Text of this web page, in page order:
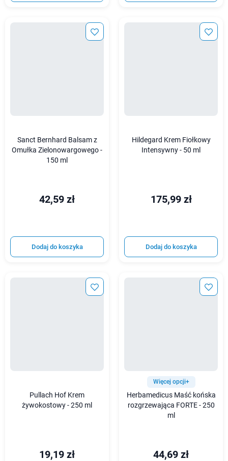
Sanct Bernhard Balsam z
Omułka Zielonowargowego -
150 ml
42,59 zł
Dodaj do koszyka
Hildegard Krem Fiołkowy
Intensywny - 50 ml
175,99 zł
Dodaj do koszyka
Pullach Hof Krem
żywokostowy - 250 ml
19,19 zł
Więcej opcji+
Herbamedicus Maść końska
rozgrzewająca FORTE - 250
ml
44,69 zł